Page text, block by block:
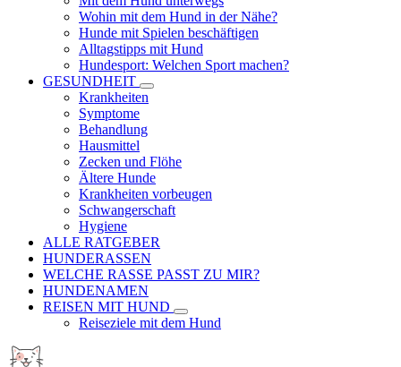
Wohin mit dem Hund in der Nähe?
Hunde mit Spielen beschäftigen
Alltagstipps mit Hund
Hundesport: Welchen Sport machen?
GESUNDHEIT
Krankheiten
Symptome
Behandlung
Hausmittel
Zecken und Flöhe
Ältere Hunde
Krankheiten vorbeugen
Schwangerschaft
Hygiene
ALLE RATGEBER
HUNDERASSEN
WELCHE RASSE PASST ZU MIR?
HUNDENAMEN
REISEN MIT HUND
Reiseziele mit dem Hund